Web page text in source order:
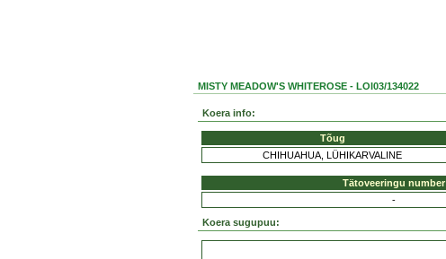
MISTY MEADOW'S WHITEROSE - LOI03/134022
Koera info:
Tõug
CHIHUAHUA, LÜHIKARVALINE
Tätoveeringu number
-
Koera sugupuu: